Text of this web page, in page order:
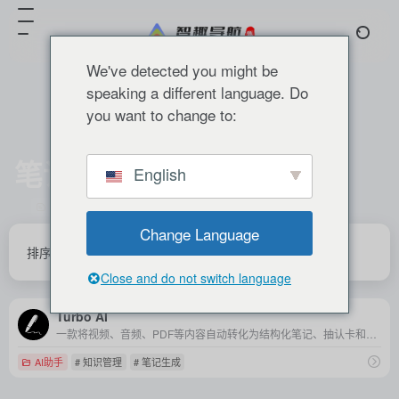
笔记生成
排序 发布 更新 浏览 点赞
Turbo AI
AI助手 # 知识管理 # 笔记生成
We've detected you might be
speaking a different language. Do
you want to change to:
English
Change Language
Close and do not switch language